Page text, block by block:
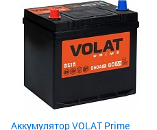
Аккумулятор VOLAT Prime